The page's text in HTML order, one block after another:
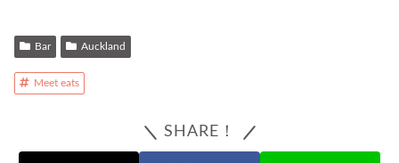
Bar Auckland
Meet eats
SHARE！